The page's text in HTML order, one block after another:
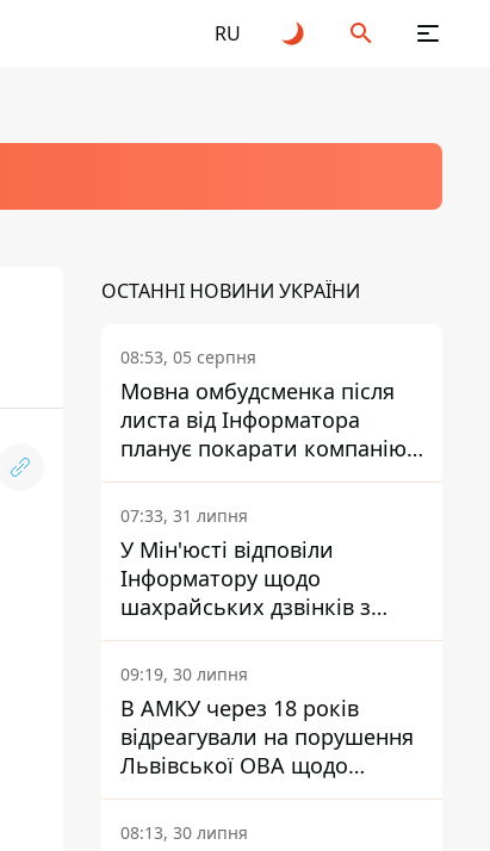
RU
ОСТАННІ НОВИНИ УКРАЇНИ
08:53, 05 серпня
Мовна омбудсменка після
листа від Інформатора
планує покарати компанію-
підрядника ПриватБанку
07:33, 31 липня
У Мін'юсті відповіли
Інформатору щодо
шахрайських дзвінків з
камери Сумського СІЗО так,
що ніхто нічого не зрозумів
09:19, 30 липня
В АМКУ через 18 років
відреагували на порушення
Львівської ОВА щодо
харчування у закладах
освіти
08:13, 30 липня